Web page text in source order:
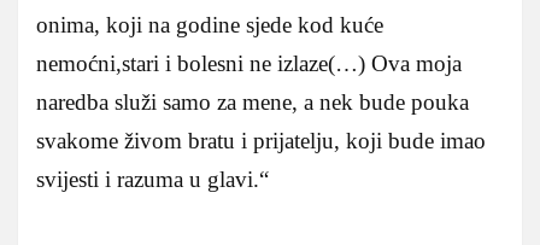
onima, koji na godine sjede kod kuće
nemoćni,stari i bolesni ne izlaze(…) Ova moja
naredba služi samo za mene, a nek bude pouka
svakome živom bratu i prijatelju, koji bude imao
svijesti i razuma u glavi.“